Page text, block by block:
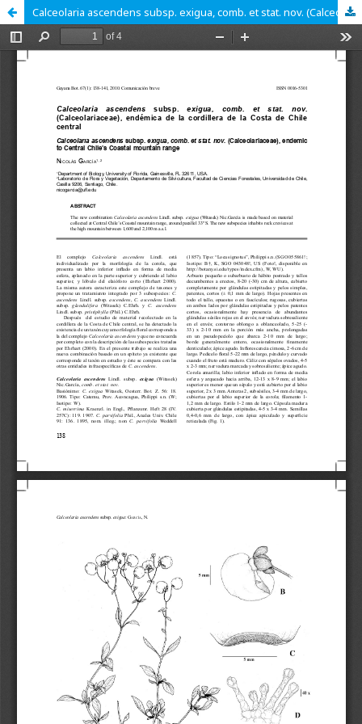
Calceolaria ascendens subsp. exigua, comb. et stat. nov. (Calceolariaceae), endémica de la cordillera de la Costa de Chile central